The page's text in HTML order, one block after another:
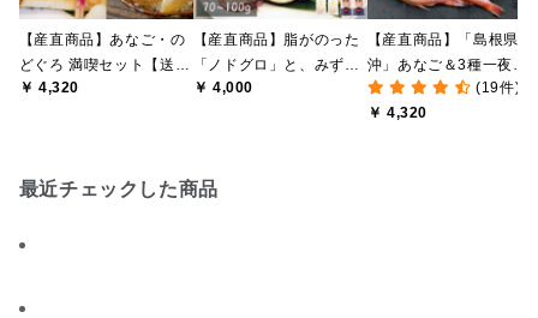
【産直商品】あなご・の
どぐろ 満喫セット【送料
込み/北海道・沖縄送料別
￥ 4,320
【産直商品】脂がのった
「ノドグロ」と、みずみ
ずしい「剣先イカ」の一
￥ 4,000
【産直商品】「島根県
沖」あなご＆3種一夜干
し詰合せ【送料込/北海
道・沖縄送料別途】【オ
(19件)
￥ 4,320
最近チェックした商品